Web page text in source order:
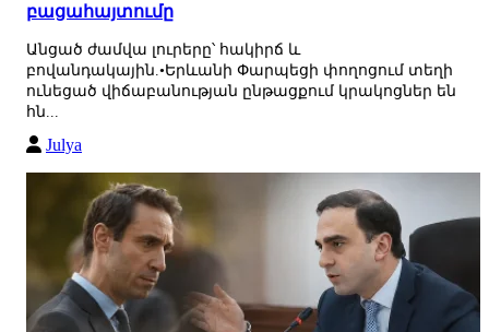
բացահայտումը
Անցած ժամվա լուրերը՝ հակիրճ և
բովանդակային.•Երևանի Փարպեցի փողոցում տեղի
ունեցած վիճաբանության ընթացքում կրակոցներ են
հն...
Julya